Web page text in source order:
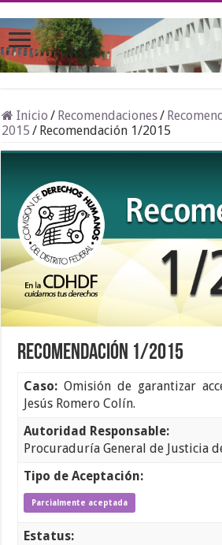
Inicio / Recomendaciones/
2015 / Recomendación 1/2015
Recomendación 1/2015
Caso: Omisión de garantizar
Jesús Romero Colín.
Autoridad Responsable:
Procuraduría General de Justicia
Tipo de Aceptación:
Parcialmente aceptada
Estatus: